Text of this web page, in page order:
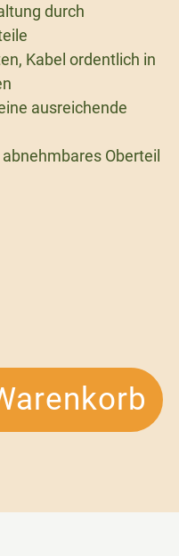
durch
Kabel ordentlich in
ausreichende
Oberteil